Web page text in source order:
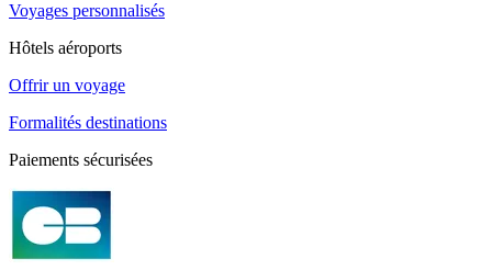
Voyages personnalisés
Hôtels aéroports
Offrir un voyage
Formalités destinations
Paiements sécurisées